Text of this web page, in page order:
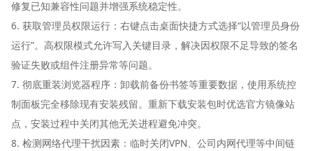
修复已知兼容性问题并增强系统稳定性。
6. 获取管理员权限运行：右键点击桌面快捷方式选择“以管理员身份
运行”。高权限模式允许写入关键目录，解决因权限不足导致的签名
验证失败或组件注册异常等问题。
7. 彻底重装浏览器程序：卸载前备份书签等重要数据，使用系统控
制面板完全移除现有安装残留。重新下载安装包时优选官方镜像站
点，安装过程中关闭其他无关进程避免冲突。
8. 检测网络代理干扰因素：临时关闭VPN、公司内网代理等中间链